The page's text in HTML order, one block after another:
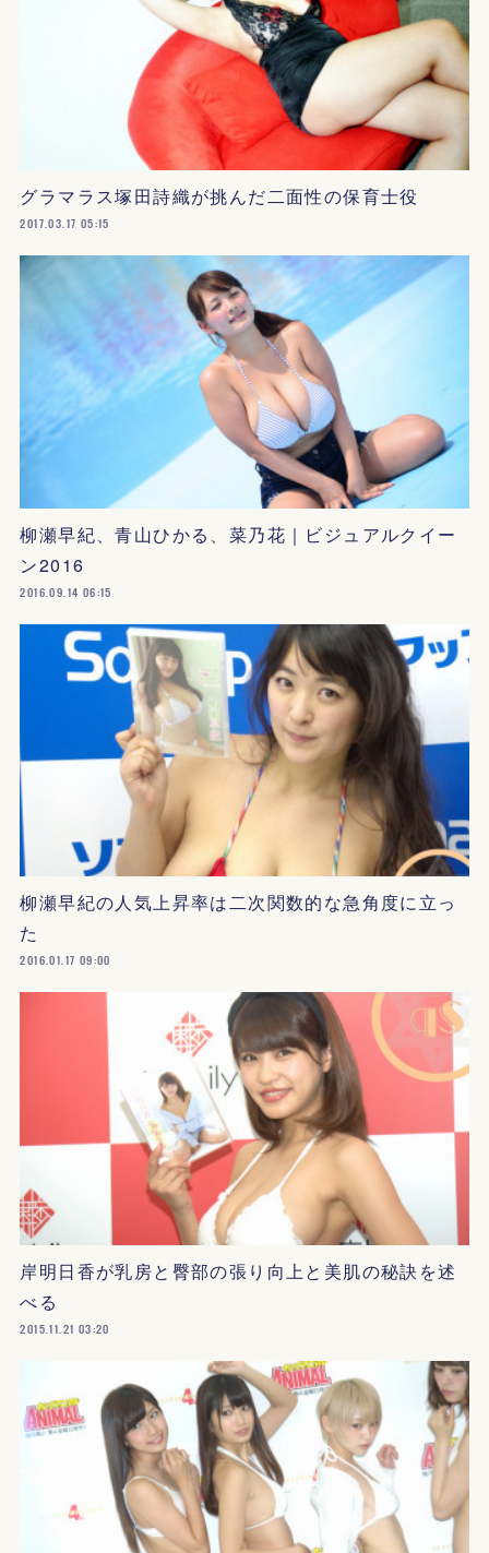
グラマラス塚田詩織が挑んだ二面性の保育士役
2017.03.17 05:15
柳瀬早紀、青山ひかる、菜乃花｜ビジュアルクイー
ン2016
2016.09.14 06:15
柳瀬早紀の人気上昇率は二次関数的な急角度に立っ
た
2016.01.17 09:00
岸明日香が乳房と臀部の張り向上と美肌の秘訣を述
べる
2015.11.21 03:20